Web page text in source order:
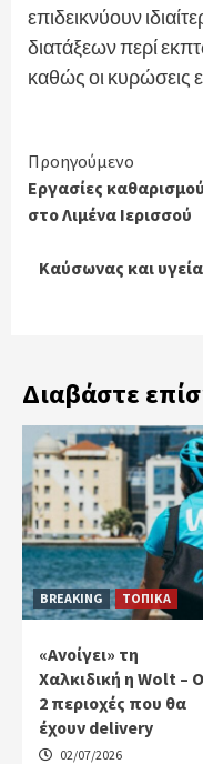
επιδεικνύουν
διατάξεων περί
καθώς οι κυρώσεις
Continue
Reading
Προηγούμενο
Εργασίες
στο Λιμένα Ιερισσού
Καύσωνας και
Διαβάστε
BREAKING ΤΟΠΙΚΑ
«Ανοίγει» τη
Χαλκιδική η Wolt –
2 περιοχές που θα
έχουν delivery
02/07/2026